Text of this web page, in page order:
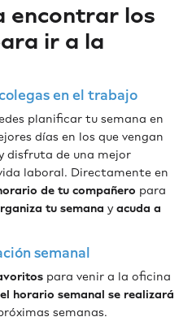
encontrar los
ir a la
en el trabajo
planificar tu semana en
días en los que vengan
disfruta de una mejor
laboral. Directamente en
de tu compañero para
tu semana y acuda a
semanal
para venir a la oficina
el horario semanal se realizará
semanas.